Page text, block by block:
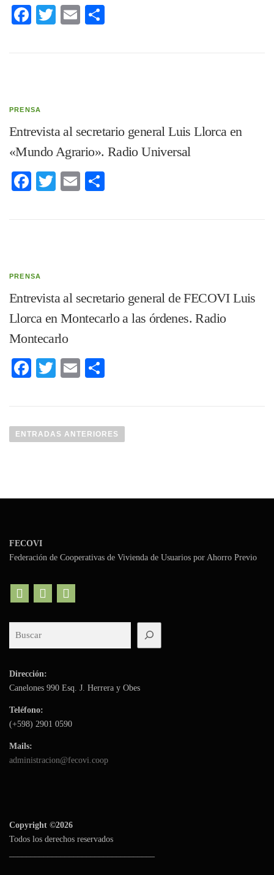
Facebook
TwitterEmail
PRENSA
Entrevista al secretario general Luis Llorca en
«Mundo Agrario». Radio Universal
Facebook
TwitterEmail
PRENSA
Entrevista al secretario general de FECOVI Luis
Llorca en Montecarlo a las órdenes. Radio
Montecarlo
Facebook
TwitterEmail
a
v
ó
n
e
n
r
a
d
s
ENTRADAS ANTERIORES
FECOVI
Federación de Cooperativas de Vivienda de Usuarios por Ahorro Previo
Dirección:
Canelones 990 Esq. J. Herrera y Obes
Teléfono:
(+598) 2901 0590
Mails:
administracion@fecovi.coop
Copyright ©2026
Todos los derechos reservados